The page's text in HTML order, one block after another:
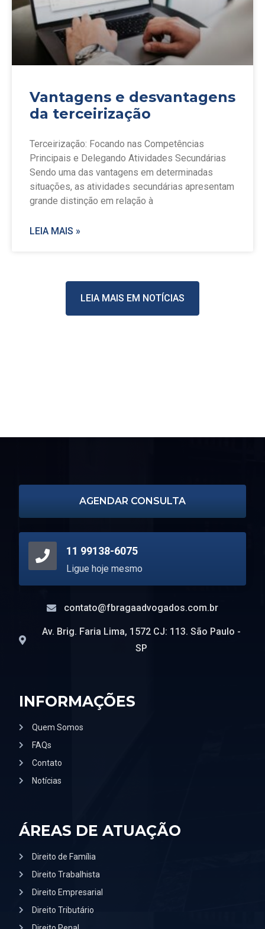
Vantagens e desvantagens
da terceirização
Terceirização: Focando nas Competências
Principais e Delegando Atividades Secundárias
Sendo uma das vantagens em determinadas
situações, as atividades secundárias apresentam
grande distinção em relação à
LEIA MAIS »
LEIA MAIS EM NOTÍCIAS
escort turin
ÁREAS DE ATUAÇÃO
Direito de Família
Direito Trabalhista
Direito Empresarial
Direito Tributário
INFORMAÇÕES
Quem Somos
FAQs
Contato
Notícias
AGENDAR CONSULTA
11 99138-6075
Ligue hoje mesmo
contato@fbragaadvogados.com.br
Av. Brig. Faria Lima, 1572 CJ: 113. São Paulo -
SP